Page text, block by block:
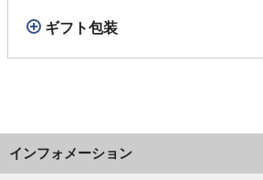
ギフト包装
インフォメーション